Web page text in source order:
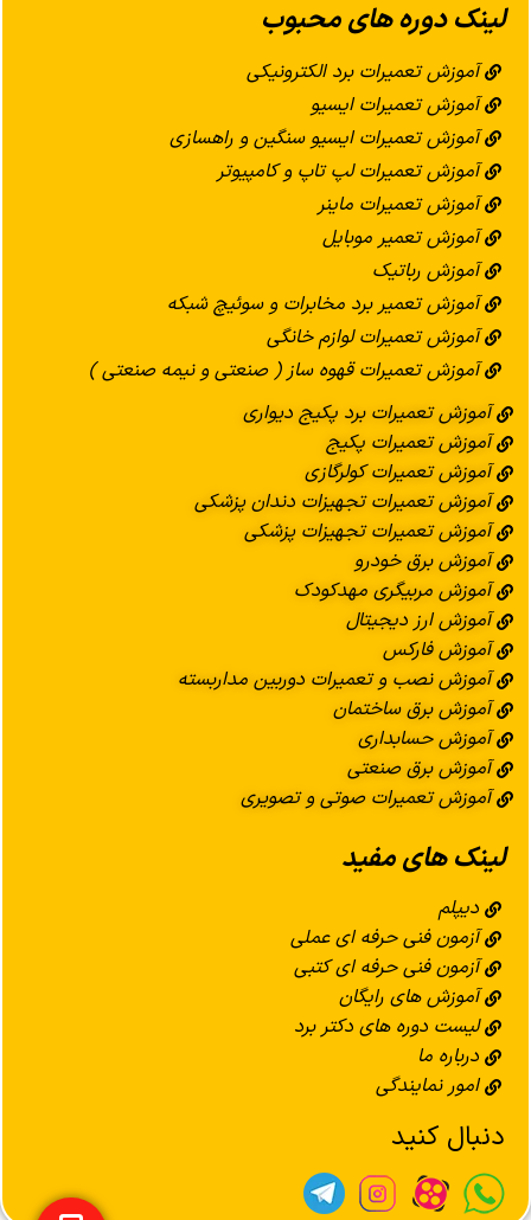
لینک دوره های محبوب
آموزش تعمیرات برد الکترونیکی
آموزش تعمیرات ایسیو
آموزش تعمیرات ایسیو سنگین و راهسازی
آموزش تعمیرات لپ تاپ و کامپیوتر
آموزش تعمیرات ماینر
آموزش تعمیر موبایل
آموزش رباتیک
آموزش تعمیر برد مخابرات و سوئیچ شبکه
آموزش تعمیرات لوازم خانگی
آموزش تعمیرات قهوه ساز ( صنعتی و نیمه صنعتی )
آموزش تعمیرات برد پکیج دیواری
آموزش تعمیرات پکیج
آموزش تعمیرات کولرگازی
آموزش تعمیرات تجهیزات دندان پزشکی
آموزش تعمیرات تجهیزات پزشکی
آموزش برق خودرو
آموزش مربیگری مهدکودک
آموزش ارز دیجیتال
آموزش فارکس
آموزش نصب و تعمیرات دوربین مداربسته
آموزش برق ساختمان
آموزش حسابداری
آموزش برق صنعتی
آموزش تعمیرات صوتی و تصویری
لینک های مفید
دیپلم
آزمون فنی حرفه ای عملی
آزمون فنی حرفه ای کتبی
آموزش های رایگان
لیست دوره های دکتر برد
درباره ما
امور نمایندگی
دنبال کنید